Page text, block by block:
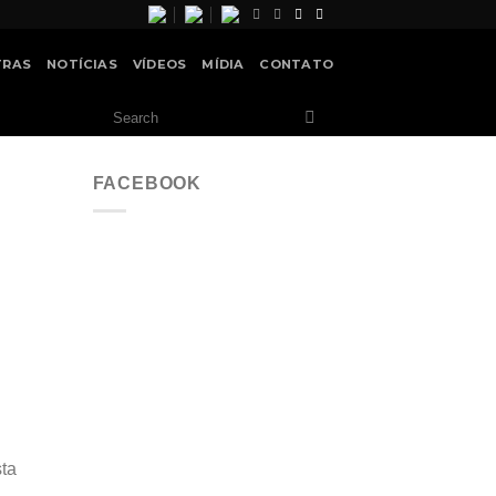
NOTÍCIAS VÍDEOS MÍDIA CONTATO
FACEBOOK